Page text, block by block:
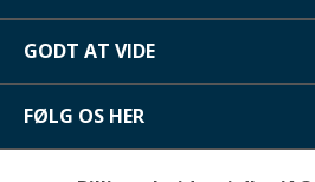
GODT AT VIDE
FØLG OS HER